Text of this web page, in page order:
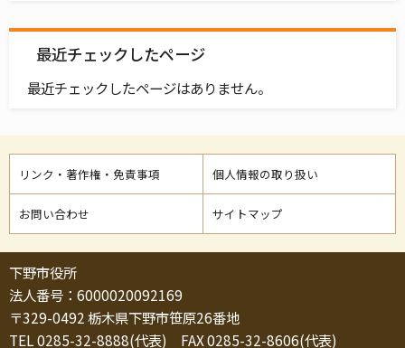
最近チェックしたページ
最近チェックしたページはありません。
リンク・著作権・免責事項 個人情報の取り扱い
お問い合わせ サイトマップ
下野市役所
法人番号：6000020092169
〒329-0492 栃木県下野市笹原26番地
TEL 0285-32-8888(代表) FAX 0285-32-8606(代表)